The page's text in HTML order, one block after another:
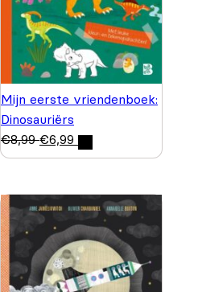
Mijn eerste vriendenboek:
Dinosauriërs
€8,99 €6,99